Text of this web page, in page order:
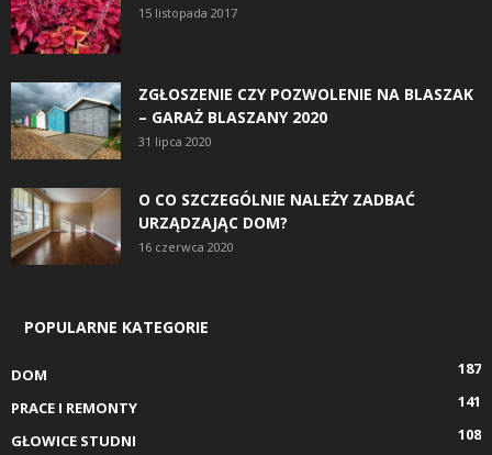
15 listopada 2017
ZGŁOSZENIE CZY POZWOLENIE NA BLASZAK
– GARAŻ BLASZANY 2020
31 lipca 2020
O CO SZCZEGÓLNIE NALEŻY ZADBAĆ
URZĄDZAJĄC DOM?
16 czerwca 2020
POPULARNE KATEGORIE
DOM
187
PRACE I REMONTY
141
GŁOWICE STUDNI
108